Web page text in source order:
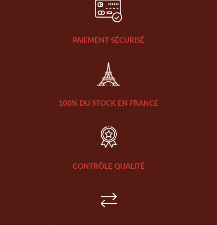
PAIEMENT SÉCURISÉ
100% DU STOCK EN FRANCE
CONTRÔLE QUALITÉ